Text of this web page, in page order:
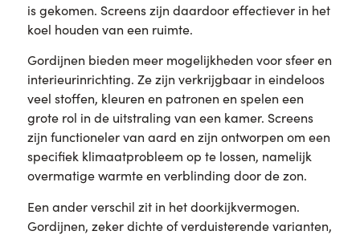
is gekomen. Screens zijn daardoor effectiever in het
koel houden van een ruimte.
Gordijnen bieden meer mogelijkheden voor sfeer en
interieurinrichting. Ze zijn verkrijgbaar in eindeloos
veel stoffen, kleuren en patronen en spelen een
grote rol in de uitstraling van een kamer. Screens
zijn functioneler van aard en zijn ontworpen om een
specifiek klimaatprobleem op te lossen, namelijk
overmatige warmte en verblinding door de zon.
Een ander verschil zit in het doorkijkvermogen.
Gordijnen, zeker dichte of verduisterende varianten,